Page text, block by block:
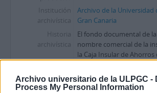
Archivo universitario de la ULPGC -
Process My Personal Information
Institución
archivística
Archivo de la Universidad
Gran Canaria
Historia
archivística
El fondo documental de la
nombre comercial de la
la Caja Insular de Ahorros
documentación generada
lo largo de su trayectoria,